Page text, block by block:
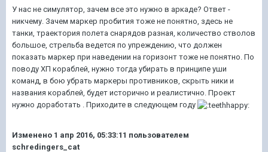
У нас не симулятор, зачем все это нужно в аркаде? Ответ -
никчему. Зачем маркер пробития тоже не понятно, здесь не
танки, траектория полета снарядов разная, количество стволов
большое, стрельба ведется по упреждению, что должен
показать маркер при наведении на горизонт тоже не понятно. По
поводу ХП кораблей, нужно тогда убирать в принципе уши
команд, в бою убрать маркеры противников, скрыть ники и
названия кораблей, будет исторично и реалистично. Проект
нужно доработать . Приходите в следующем году
Изменено 1 апр 2016, 05:33:11 пользователем
schredingers_cat